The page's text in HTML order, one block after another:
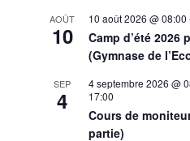
AOÛT
10
10 août 2026 @ 08:00
Camp d’été 2026
(Gymnase de
SEP
4
4 septembre 2026 @
17:00
Cours de
partie)